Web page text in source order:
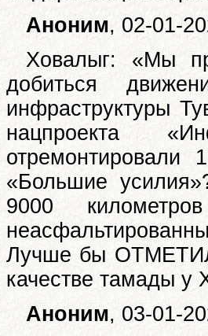
Аноним, 02-01-
Ховалыг: «Мы
добиться
инфраструктуры
нацпроекта
отремонтировали
«Большие
9000
Лучше бы ОТМЕТИЛ
качестве тамады у
Аноним, 03-01-